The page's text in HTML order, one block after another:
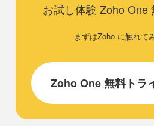
お試し体験 Zoho One
まずはZoho に触れて
Zoho One 無料トラ